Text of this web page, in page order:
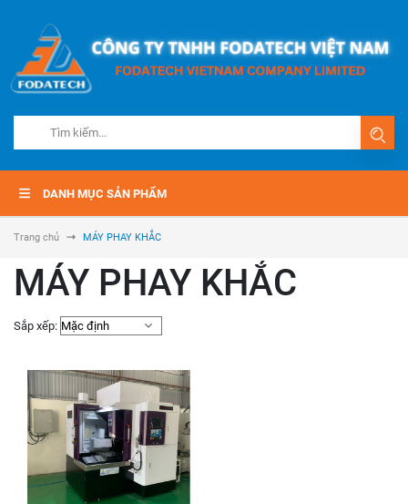
DANH MỤC SẢN PHẨM
Trang chủ MÁY PHAY KHẮC
MÁY PHAY KHẮC
Sắp xếp: